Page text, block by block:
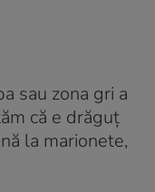
sau zona gri a
că e drăguț
la marionete,